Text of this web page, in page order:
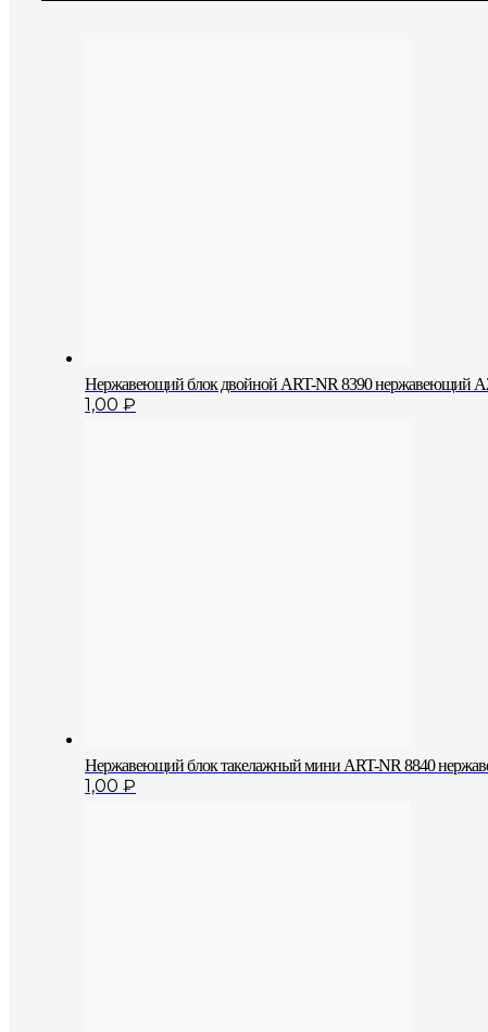
Нержавеющий блок двойной АRT-NR 8390 нержавеющий
1,00 ₽
Нержавеющий блок такелажный мини ART-NR 8840
1,00 ₽